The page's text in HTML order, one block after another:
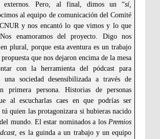
externos. Pero, al final, dimos un “sí,
al equipo de comunicación del Comité
y nos encantó lo que vimos y lo que
Nos enamoramos del proyecto. Digo nos
plural, porque esta aventura es un trabajo
que nos dejaron encima de la mesa
con la herramienta del pódcast para
una sociedad desensibilizada a través de
primera persona. Historias de personas
al escucharlas caes en que podrías ser
tú quien las protagonizara si hubieras nacido
mundo. El estar nominados a losPremios
, es la guinda a un trabajo y un equipo